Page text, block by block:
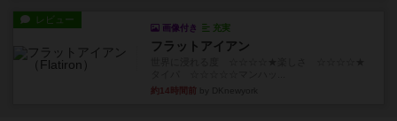
レビュー
画像付き 充実
フラットアイアン
約14時間前